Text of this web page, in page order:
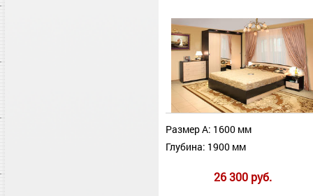
Размер А: 1600 мм
Глубина: 1900 мм
26 300 руб.